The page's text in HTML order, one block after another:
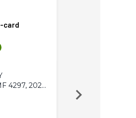
4297, 2020,
Venado Tuerto